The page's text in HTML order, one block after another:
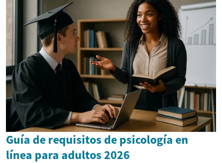
Guía de requisitos de psicología en
línea para adultos 2026